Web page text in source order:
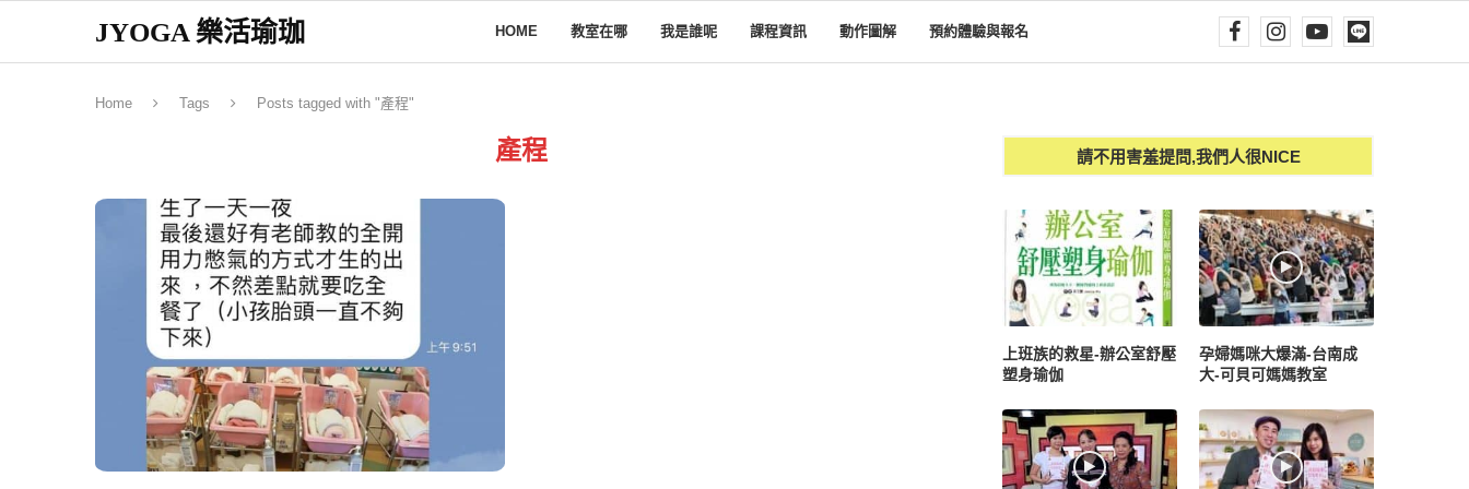
JYOGA 樂活瑜珈 HOME 教室在哪 我是誰呢 課程資訊 動作圖解 預約體驗與報名
Home Tags Posts tagged with "產程"
產程 請不用害羞提問,我們人很NICE
上班族的救星-辦公室舒壓
塑身瑜伽
孕婦媽咪大爆滿-台南成
大-可貝可媽媽教室